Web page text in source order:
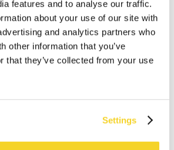
features and to analyse our traffic.
about your use of our site with
and analytics partners who
other information that you’ve
that they’ve collected from your use
Settings
op werkdagen vóór 12:00 uur
worden dezelfde dag verzonden
voor orders boven € 50,- binnen
retourneren